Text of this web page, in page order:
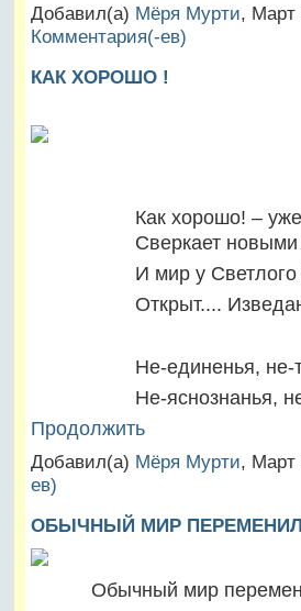
Добавил(а) Мёря Мурти, Март
Комментария(-ев)
КАК ХОРОШО !
Как хорошо! – уже
Сверкает новыми
И мир у Светлого
Открыт....
Не-единенья, не-
Не-яснознанья, не-
Продолжить
Добавил(а) Мёря Мурти, Март
ев)
ОБЫЧНЫЙ МИР
Обычный мир